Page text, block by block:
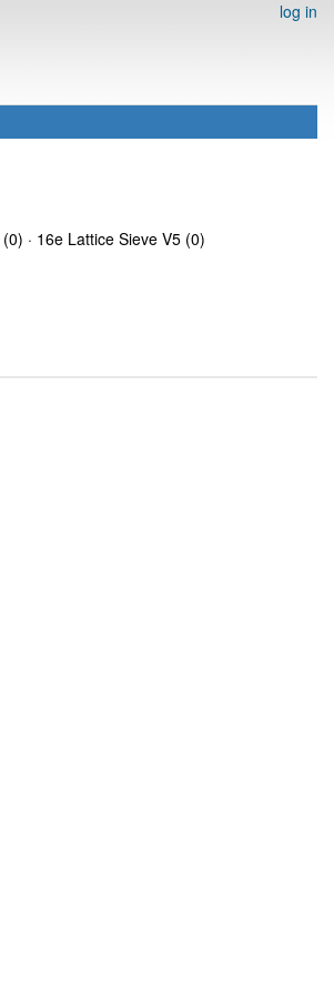
log in
(0) · 16e Lattice Sieve V5 (0)